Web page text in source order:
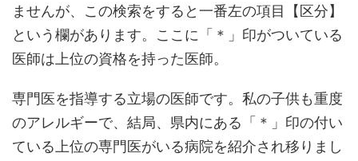
ませんが、この検索をすると一番左の項目【区分】
という欄があります。ここに「＊」印がついている
医師は上位の資格を持った医師。
専門医を指導する立場の医師です。私の子供も重度
のアレルギーで、結局、県内にある「＊」印の付い
ている上位の専門医がいる病院を紹介され移りまし